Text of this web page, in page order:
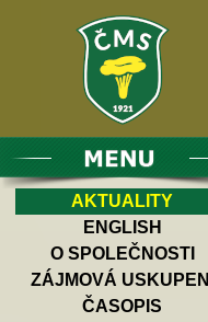
AKTUALITY
ENGLISH
O SPOLEČNOSTI
ZÁJMOVÁ USKUPENÍ
ČASOPIS